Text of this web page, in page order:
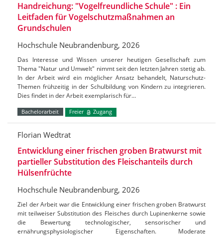
Handreichung: "Vogelfreundliche Schule" : Ein
Leitfaden für Vogelschutzmaßnahmen an
Grundschulen
Hochschule Neubrandenburg, 2026
Das Interesse und Wissen unserer heutigen Gesellschaft zum
Thema "Natur und Umwelt" nimmt seit den letzten Jahren stetig ab.
In der Arbeit wird ein möglicher Ansatz behandelt, Naturschutz-
Themen frühzeitig in der Schulbildung von Kindern zu integrieren.
Dies findet in der Arbeit exemplarisch für…
Bachelorarbeit Freier Zugang
Florian Wedtrat
Entwicklung einer frischen groben Bratwurst mit
partieller Substitution des Fleischanteils durch
Hülsenfrüchte
Hochschule Neubrandenburg, 2026
Ziel der Arbeit war die Entwicklung einer frischen groben Bratwurst
mit teilweiser Substitution des Fleisches durch Lupinenkerne sowie
die Bewertung technologischer, sensorischer und
ernährungsphysiologischer Eigenschaften. Moderate